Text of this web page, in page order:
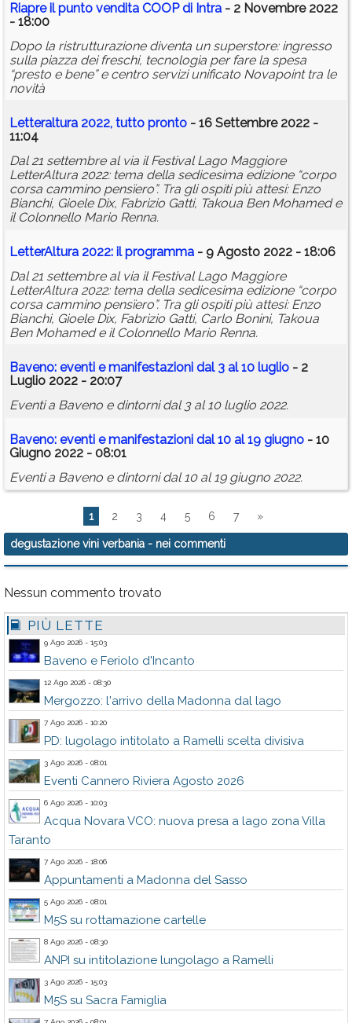
Riapre il punto vendita COOP di Intra - 2 Novembre 2022
- 18:00
Dopo la ristrutturazione diventa un superstore: ingresso
sulla piazza dei freschi, tecnologia per fare la spesa
“presto e bene” e centro servizi unificato Novapoint tra le
novità
Letteraltura 2022, tutto pronto - 16 Settembre 2022 -
11:04
Dal 21 settembre al via il Festival Lago Maggiore
LetterAltura 2022: tema della sedicesima edizione “corpo
corsa cammino pensïero”. Tra gli ospiti più attesi: Enzo
Bianchi, Gioele Dix, Fabrizio Gatti, Takoua Ben Mohamed e
il Colonnello Mario Renna.
LetterAltura 2022: il programma - 9 Agosto 2022 - 18:06
Dal 21 settembre al via il Festival Lago Maggiore
LetterAltura 2022: tema della sedicesima edizione “corpo
corsa cammino pensïero”. Tra gli ospiti più attesi: Enzo
Bianchi, Gioele Dix, Fabrizio Gatti, Carlo Bonini, Takoua
Ben Mohamed e il Colonnello Mario Renna.
Baveno: eventi e manifestazioni dal 3 al 10 luglio - 2
Luglio 2022 - 20:07
Eventi a Baveno e dintorni dal 3 al 10 luglio 2022.
Baveno: eventi e manifestazioni dal 10 al 19 giugno - 10
Giugno 2022 - 08:01
Eventi a Baveno e dintorni dal 10 al 19 giugno 2022.
1 2 3 4 5 6 7 »
degustazione vini verbania - nei commenti
Nessun commento trovato
PIÙ LETTE
9 Ago 2026 - 15:03
Baveno e Feriolo d'Incanto
12 Ago 2026 - 08:30
Mergozzo: l'arrivo della Madonna dal lago
7 Ago 2026 - 10:20
PD: lugolago intitolato a Ramelli scelta divisiva
3 Ago 2026 - 08:01
Eventi Cannero Riviera Agosto 2026
6 Ago 2026 - 10:03
Acqua Novara VCO: nuova presa a lago zona Villa
Taranto
7 Ago 2026 - 18:06
Appuntamenti a Madonna del Sasso
5 Ago 2026 - 08:01
M5S su rottamazione cartelle
8 Ago 2026 - 08:30
ANPI su intitolazione lungolago a Ramelli
3 Ago 2026 - 15:03
M5S su Sacra Famiglia